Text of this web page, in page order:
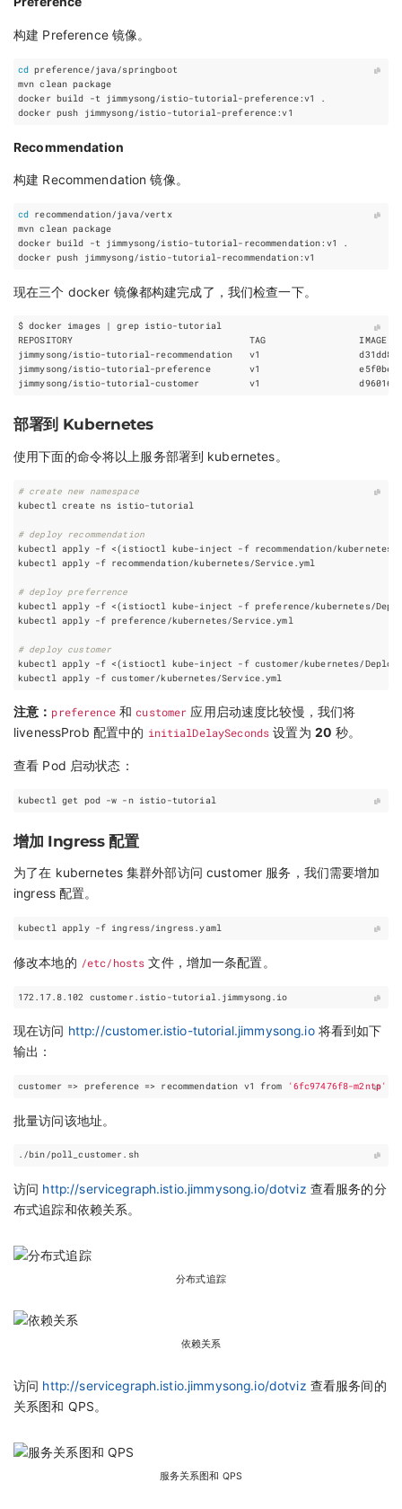
构建 Preference 镜像。
cd
Recommendation
构建 Recommendation 镜像。
cd
recommendation/java/vertx
现在三个 docker 镜像都构建完成了，我们检查一下。
$ docker images | grep istio-tutorial
jimmysong/istio-tutorial-recommendation   v1
jimmysong/istio-tutorial-preference       v1
jimmysong/istio-tutorial-customer         v1
部署到 Kubernetes
使用下面的命令将以上服务部署到 kubernetes。
# create new namespace
# deploy recommendation
kubectl apply -f <(istioctl kube-inject -f recommendation/kubernetes/
# deploy preferrence
kubectl apply -f <(istioctl kube-inject -f preference/kubernetes/
kubectl apply -f preference/kubernetes/Service.yml
# deploy customer
kubectl apply -f <(istioctl kube-inject -f customer/kubernetes/
注意： preference和customer 应用启动速度比较慢，我们将
livenessProb 配置中的 initialDelaySeconds 设置为 20 秒。
查看 Pod 启动状态：
kubectl get pod -w -n istio-tutorial
增加 Ingress 配置
为了在 kubernetes 集群外部访问 customer 服务，我们需要增加
ingress 配置。
kubectl apply -f ingress/ingress.yaml
修改本地的 /etc/hosts 文件，增加一条配置。
172.17.8.102 customer.istio-tutorial.jimmysong.io
现在访问 http://customer.istio-tutorial.jimmysong.io将看到如下
输出：
customer => preference => recommendation v1 from '6fc97476f8-m2ntp'
批量访问该地址。
./bin/poll_customer.sh
访问 http://servicegraph.istio.jimmysong.io/dotviz 查看服务的分
布式追踪和依赖关系。
分布式追踪
依赖关系
访问 http://servicegraph.istio.jimmysong.io/dotviz 查看服务间的
关系图和 QPS。
服务关系图和 QPS